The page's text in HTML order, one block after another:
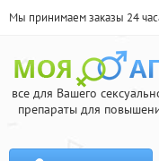
Мы принимаем заказы 24
все для Вашего
препараты для